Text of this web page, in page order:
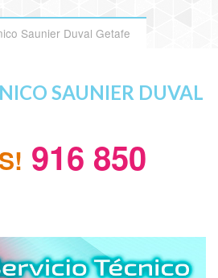
Saunier Duval Getafe
SAUNIER DUVAL
916 850